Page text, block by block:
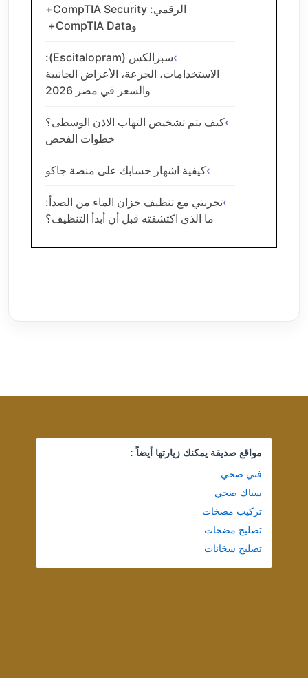
الرقمي: CompTIA Security+
وCompTIA Data+
سبرالكس (Escitalopram):
الاستخدامات، الجرعة، الأعراض الجانبية
والسعر في مصر 2026
كيف يتم تشخيص التهاب الاذن الوسطى؟
خطوات الفحص
كيفية اشهار حسابك على منصة جاكو
تجربتي مع تنظيف خزان الماء من الصدأ:
ما الذي اكتشفته قبل أن أبدأ التنظيف؟
مواقع صديقة يمكنك زيارتها أيضاً :
فني صحي
سباك صحي
تركيب مضخات
تصليح مضخات
تصليح سخانات